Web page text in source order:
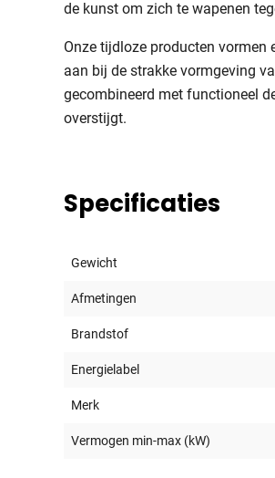
de kunst om zich te wapenen
Onze tijdloze producten vormen
aan bij de strakke vormgeving
gecombineerd met functioneel
overstijgt.
Specificaties
Gewicht
Afmetingen
Brandstof
Energielabel
Merk
Vermogen min-max (kW)